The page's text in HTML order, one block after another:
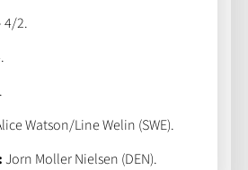
4/2.
Watson/Line Welin (SWE).
Jorn Moller Nielsen (DEN).